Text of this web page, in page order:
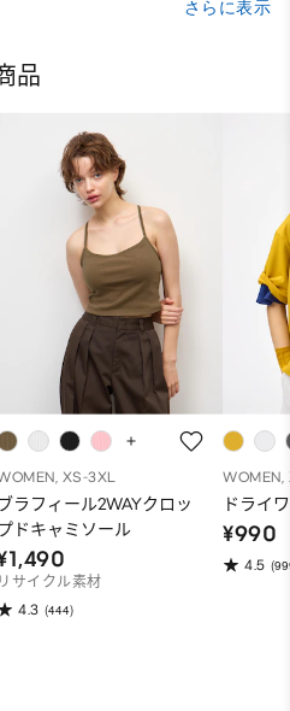
さらに表示
品
XS-3XL
ラフィール2WAYクロッ
ドキャミソール
リサイクル素材
4.3 (444)
WOMEN,
ドライ
¥990
4.5